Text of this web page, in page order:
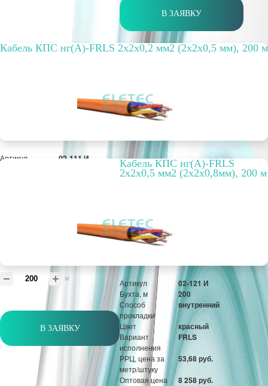
В ЗАЯВКУ
Кабель КПС нг(А)-FRLS 2х2х0,2 мм2 (2х2х0,5 мм), 200 м
Артикул 02-111 И
27,87 руб.
м
В ЗАЯВКУ
Кабель КПС нг(А)-FRLS
2х2х0,5 мм2 (2х2х0,8мм), 200 м
Артикул 02-121 И
Бухта, м 200
Способ
прокладки
внутренний
Цвет красный
Вариант
исполнения
FRLS
РРЦ, цена за
метр/штуку
53,68 руб.
Оптовая цена 8 258 руб.